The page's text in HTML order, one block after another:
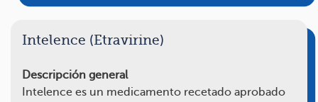
Intelence (Etravirine)
Descripción general
Intelence es un medicamento recetado aprobado